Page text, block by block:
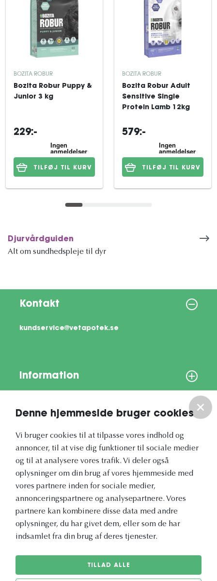
Denne hjemmeside bruger cookies
Vi bruger cookies til at tilpasse vores indhold og
annoncer, til at vise dig funktioner til sociale medier
og til at analysere vores trafik. Vi deler også
oplysninger om din brug af vores hjemmeside med
vores partnere inden for sociale medier,
annonceringspartnere og analysepartnere. Vores
partnere kan kombinere disse data med andre
oplysninger, du har givet dem, eller som de har
indsamlet fra din brug af deres tjenester.
TILLAD ALLE
BOZITA ROBUR
Bozita Robur Puppy &
Junior 3 kg
229:-
TILFØJ TIL KURV
BOZITA ROBUR
Bozita Robur Adult
Sensitive Single
Protein Lamb 12kg
579:-
TILFØJ TIL KURV
Djurvårdguiden
Alt om sundhedspleje til dyr
Kontakt
kundservice@vetapotek.se
Information
Vores nyhedsbrev
Vetapotek.dk er en del af
Evidensia
Dyresundhedspleje